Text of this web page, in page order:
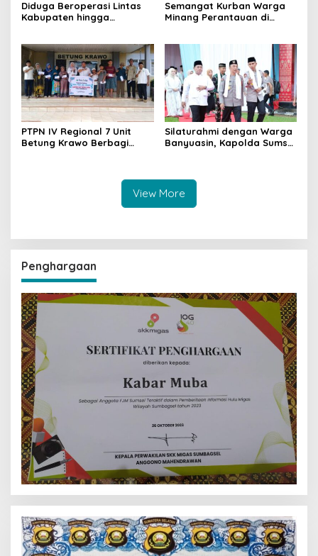
Diduga Beroperasi Lintas
Kabupaten hingga
Bongkar Mata Rantai
Distribusi BBM Ilegal
Semangat Kurban Warga
Minang Perantauan di
SAS Sembelih 10 Sapi dan 1
Kambing
PTPN IV Regional 7 Unit
Betung Krawo Berbagi
Silaturahmi dengan Warga
Banyuasin, Kapolda Sumsel
View More
Penghargaan